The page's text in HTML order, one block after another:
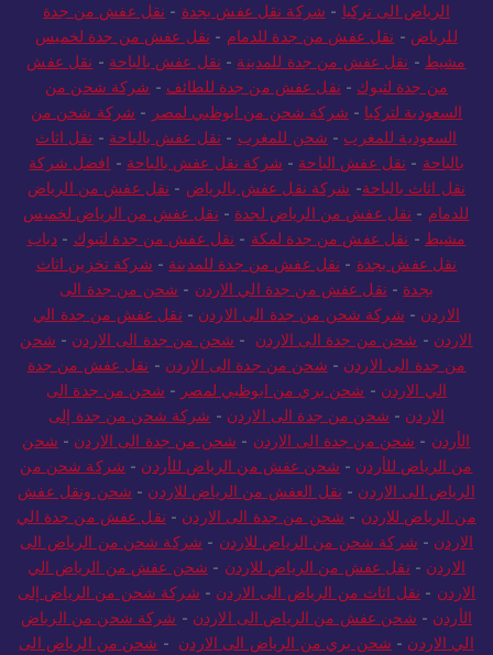
الرياض الى تركيا - شركة نقل عفش بجدة - نقل عفش من جدة
للرياض - نقل عفش من جدة للدمام - نقل عفش من جدة لخميس
مشيط - نقل عفش من جدة للمدينة - نقل عفش بالباحة - نقل عفش
من جدة لتبوك - نقل عفش من جدة للطائف - شركة شحن من
السعودية لتركيا - شركة شحن من ابوظبي لمصر - شركة شحن من
السعودية للمغرب - شحن للمغرب - نقل عفش بالباحة - نقل اثاث
بالباحة - نقل عفش الباحة - شركة نقل عفش بالباحة - افضل شركة
نقل اثاث بالباحة- شركة نقل عفش بالرياض - نقل عفش من الرياض
للدمام - نقل عفش من الرياض لجدة - نقل عفش من الرياض لخميس
مشيط - نقل عفش من جدة لمكة - نقل عفش من جدة لتبوك - دباب
نقل عفش بجدة - نقل عفش من جدة للمدينة - شركة تخزين اثاث
بجدة - نقل عفش من جدة الي الاردن - شحن من جدة الى
الاردن - شركة شحن من جدة الى الاردن - نقل عفش من جدة الي
الاردن - شحن من جدة الى الاردن - شحن من جدة الى الاردن - شحن
من جدة الى الاردن - شحن من جدة الى الاردن - نقل عفش من جدة
الي الاردن - شحن بري من ابوظبي لمصر - شحن من جدة الى
الاردن - شحن من جدة الى الاردن - شركة شحن من جدة إلى
الأردن - شحن من جدة الى الاردن - شحن من جدة الى الاردن - شحن
من الرياض للأردن - شحن عفش من الرياض للأردن - شركة شحن من
الرياض الى الاردن - نقل العفش من الرياض للاردن - شحن ونقل عفش
من الرياض للاردن - شحن من جدة الى الاردن - نقل عفش من جدة الي
الاردن - شركة شحن من الرياض للاردن - شركة شحن من الرياض الى
الاردن - نقل عفش من الرياض للاردن - شحن عفش من الرياض الي
الاردن - نقل اثاث من الرياض الى الاردن - شركة شحن من الرياض إلى
الأردن - شحن عفش من الرياض الى الاردن - شركة شحن من الرياض
الي الاردن - شحن بري من الرياض الى الاردن - شحن من الرياض الى